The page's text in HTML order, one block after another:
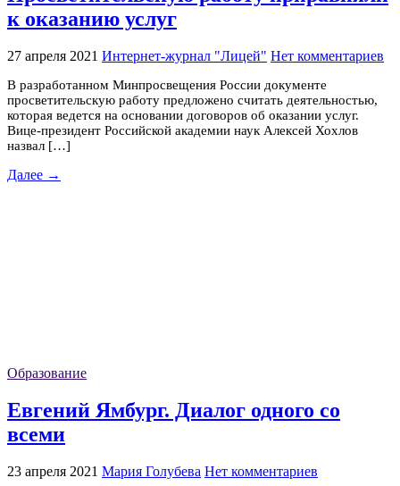
к оказанию услуг
27 апреля 2021 Интернет-журнал "Лицей" Нет комментариев
В разработанном Минпросвещения России документе
просветительскую работу предложено считать деятельностью,
которая ведется на основании договоров об оказании услуг.
Вице-президент Российской академии наук Алексей Хохлов
назвал […]
Далее →
Образование
Евгений Ямбург. Диалог одного со
всеми
23 апреля 2021 Мария Голубева Нет комментариев